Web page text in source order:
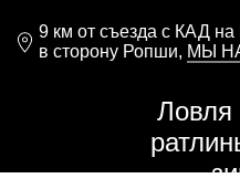
9 км от съезда с КАД
в сторону Ропши, МЫ
Ловля